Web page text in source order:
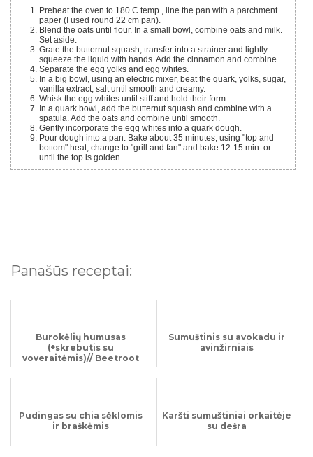
Preheat the oven to 180 C temp., line the pan with a parchment
paper (I used round 22 cm pan).
Blend the oats until flour. In a small bowl, combine oats and milk.
Set aside.
Grate the butternut squash, transfer into a strainer and lightly
squeeze the liquid with hands. Add the cinnamon and combine.
Separate the egg yolks and egg whites.
vanilla extract, salt until smooth and creamy.
Whisk the egg whites until stiff and hold their form.
spatula. Add the oats and combine until smooth.
Gently incorporate the egg whites into a quark dough.
Pour dough into a pan. Bake about 35 minutes, using "top and
bottom" heat, change to "grill and fan" and bake 12-15 min. or
until the top is golden.
Panašūs receptai:
Burokėlių humusas
(+skrebutis su
voveraitėmis)// Beetroot
Sumuštinis su avokadu ir
avinžirniais
Pudingas su chia sėklomis
ir braškėmis
Karšti sumuštiniai orkaitėje
su dešra